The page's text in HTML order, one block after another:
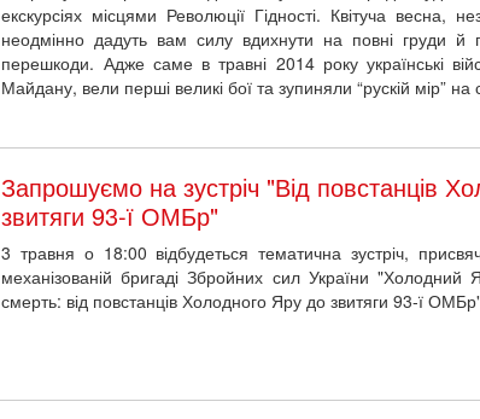
екскурсіях місцями Революції Гідності. Квітуча весна,
неодмінно дадуть вам силу вдихнути на повні груди й
перешкоди. Адже саме в травні 2014 року українські
Майдану, вели перші великі бої та зупиняли “рускій мір” на
Запрошуємо на зустріч "Від повстанців
звитяги 93-ї ОМБр"
3 травня о 18:00 відбудеться тематична зустріч,
механізованій бригаді Збройних сил України
смерть: від повстанців Холодного Яру до звитяги 93-ї